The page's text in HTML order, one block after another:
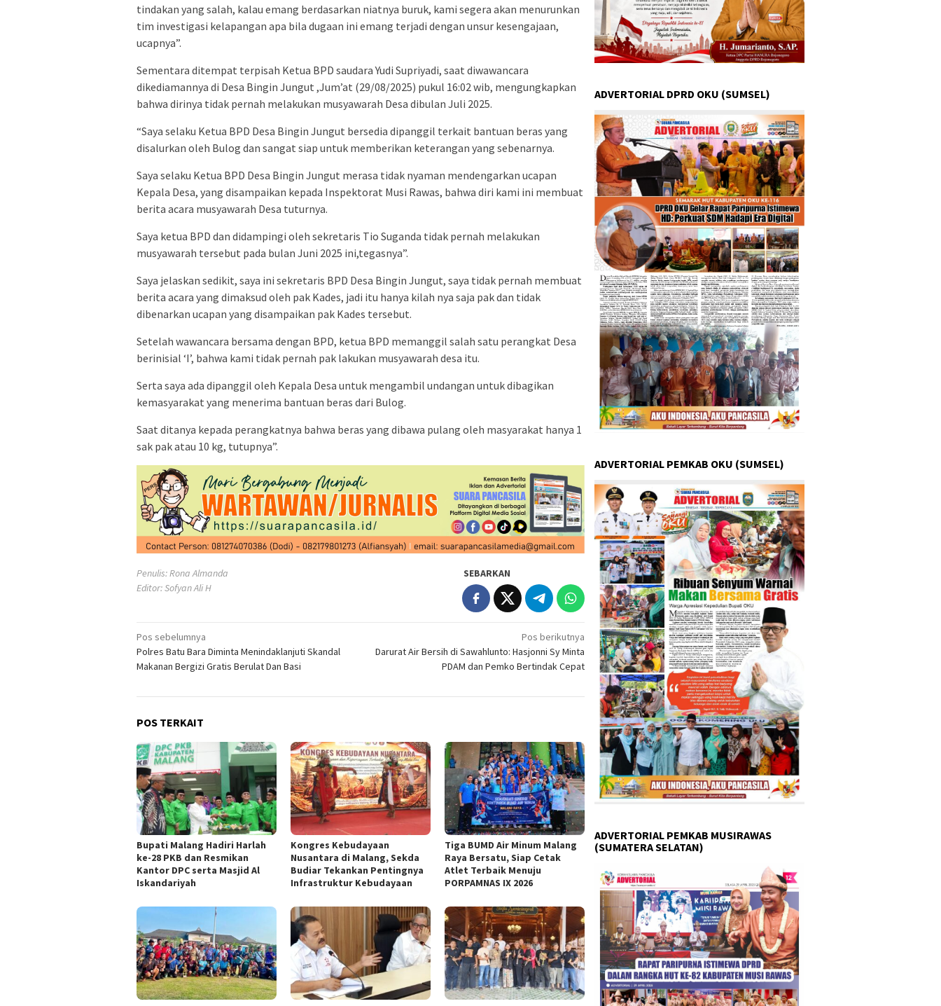
tindakan yang salah, kalau emang berdasarkan niatnya buruk, kami segera akan menurunkan
tim investigasi kelapangan apa bila dugaan ini emang terjadi dengan unsur kesengajaan,
ucapnya”.
Sementara ditempat terpisah Ketua BPD saudara Yudi Supriyadi, saat diwawancara
dikediamannya di Desa Bingin Jungut ,Jum’at (29/08/2025) pukul 16:02 wib, mengungkapkan
bahwa dirinya tidak pernah melakukan musyawarah Desa dibulan Juli 2025.
“Saya selaku Ketua BPD Desa Bingin Jungut bersedia dipanggil terkait bantuan beras yang
disalurkan oleh Bulog dan sangat siap untuk memberikan keterangan yang sebenarnya.
Saya selaku Ketua BPD Desa Bingin Jungut merasa tidak nyaman mendengarkan ucapan
Kepala Desa, yang disampaikan kepada Inspektorat Musi Rawas, bahwa diri kami ini membuat
berita acara musyawarah Desa tuturnya.
Saya ketua BPD dan didampingi oleh sekretaris Tio Suganda tidak pernah melakukan
musyawarah tersebut pada bulan Juni 2025 ini,tegasnya”.
Saya jelaskan sedikit, saya ini sekretaris BPD Desa Bingin Jungut, saya tidak pernah membuat
berita acara yang dimaksud oleh pak Kades, jadi itu hanya kilah nya saja pak dan tidak
dibenarkan ucapan yang disampaikan pak Kades tersebut.
Setelah wawancara bersama dengan BPD, ketua BPD memanggil salah satu perangkat Desa
berinisial ‘I’, bahwa kami tidak pernah pak lakukan musyawarah desa itu.
Serta saya ada dipanggil oleh Kepala Desa untuk mengambil undangan untuk dibagikan
kemasyarakat yang menerima bantuan beras dari Bulog.
Saat ditanya kepada perangkatnya bahwa beras yang dibawa pulang oleh masyarakat hanya 1
sak pak atau 10 kg, tutupnya”.
Penulis: Rona Almanda
Editor: Sofyan Ali H
SEBARKAN
Navigasi
pos
Pos sebelumnya
Polres Batu Bara Diminta Menindaklanjuti Skandal
Makanan Bergizi Gratis Berulat Dan Basi
Pos berikutnya
Darurat Air Bersih di Sawahlunto: Hasjonni Sy Minta
PDAM dan Pemko Bertindak Cepat
POS TERKAIT
Bupati Malang Hadiri Harlah
ke-28 PKB dan Resmikan
Kantor DPC serta Masjid Al
Iskandariyah
Kongres Kebudayaan
Nusantara di Malang, Sekda
Budiar Tekankan Pentingnya
Infrastruktur Kebudayaan
Tiga BUMD Air Minum Malang
Raya Bersatu, Siap Cetak
Atlet Terbaik Menuju
PORPAMNAS IX 2026
ADVERTORIAL DPRD OKU (SUMSEL)
ADVERTORIAL PEMKAB OKU (SUMSEL)
ADVERTORIAL PEMKAB MUSIRAWAS
(SUMATERA SELATAN)